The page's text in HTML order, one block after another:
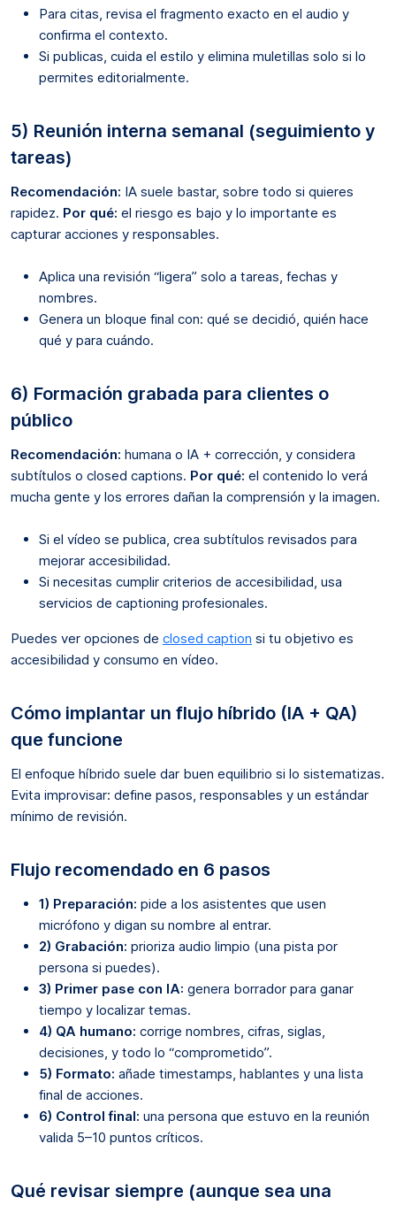
Para citas, revisa el fragmento exacto en el audio y
confirma el contexto.
Si publicas, cuida el estilo y elimina muletillas solo si lo
permites editorialmente.
5) Reunión interna semanal (seguimiento y
tareas)
Recomendación: IA suele bastar, sobre todo si quieres
rapidez. Por qué: el riesgo es bajo y lo importante es
capturar acciones y responsables.
Aplica una revisión “ligera” solo a tareas, fechas y
nombres.
Genera un bloque final con: qué se decidió, quién hace
qué y para cuándo.
6) Formación grabada para clientes o
público
Recomendación: humana o IA + corrección, y considera
subtítulos o closed captions. Por qué: el contenido lo verá
mucha gente y los errores dañan la comprensión y la imagen.
Si el vídeo se publica, crea subtítulos revisados para
mejorar accesibilidad.
Si necesitas cumplir criterios de accesibilidad, usa
servicios de captioning profesionales.
Puedes ver opciones de closed caption si tu objetivo es
accesibilidad y consumo en vídeo.
Cómo implantar un flujo híbrido (IA + QA)
que funcione
El enfoque híbrido suele dar buen equilibrio si lo sistematizas.
Evita improvisar: define pasos, responsables y un estándar
mínimo de revisión.
Flujo recomendado en 6 pasos
1) Preparación: pide a los asistentes que usen
micrófono y digan su nombre al entrar.
2) Grabación: prioriza audio limpio (una pista por
persona si puedes).
3) Primer pase con IA: genera borrador para ganar
tiempo y localizar temas.
4) QA humano: corrige nombres, cifras, siglas,
decisiones, y todo lo “comprometido”.
5) Formato: añade timestamps, hablantes y una lista
final de acciones.
6) Control final: una persona que estuvo en la reunión
valida 5–10 puntos críticos.
Qué revisar siempre (aunque sea una